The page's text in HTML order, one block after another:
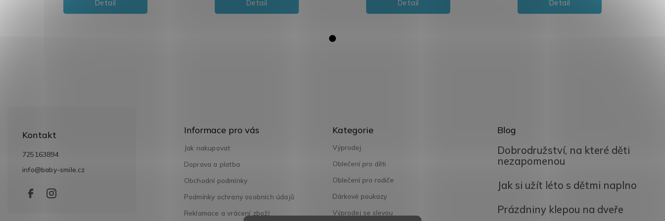
Detail Detail Detail Detail
Kontakt
info@baby-smile.cz
725163894
Informace pro vás
Jak nakupovat
Doprava a platba
Obchodní podmínky
Podmínky ochrany osobních údajů
Reklamace a vrácení zboží
kategorie
Kategorie
Výprodej
Oblečení pro děti
Oblečení pro rodiče
Dárkové poukazy
Výprodej se slevou
Blog
Dobrodružství, na které děti
nezapomenou
Jak si užít léto s dětmi naplno
Prázdniny klepou na dveře